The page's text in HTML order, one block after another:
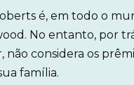
é, em todo o
No entanto, por
considera os
família.